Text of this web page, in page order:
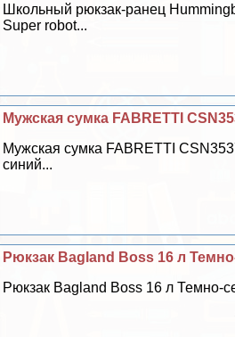
Школьный рюкзак-ранец
Super robot...
Мужская сумка FABRETTI
Мужская сумка FABRETTI
синий...
Рюкзак Bagland Boss 16 л
Рюкзак Bagland Boss 16 л Темно-